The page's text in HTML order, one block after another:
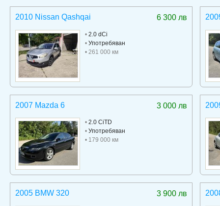
6 300 лв
2010 Nissan Qashqai
• 2.0 dCi
• Употребяван
• 261 000 км
3 000 лв
2007 Mazda 6
• 2.0 CiTD
• Употребяван
• 179 000 км
3 900 лв
2005 BMW 320